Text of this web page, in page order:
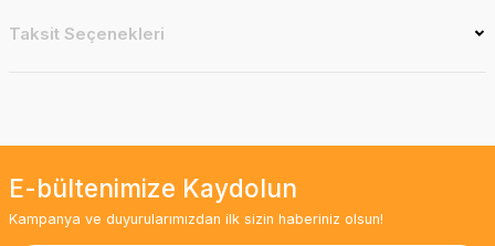
Taksit Seçenekleri
E-bültenimize Kaydolun
Kampanya ve duyurularımızdan ilk sizin haberiniz olsun!